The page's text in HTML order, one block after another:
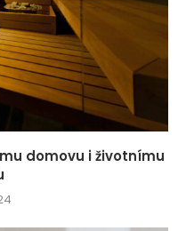
domovu i životnímu